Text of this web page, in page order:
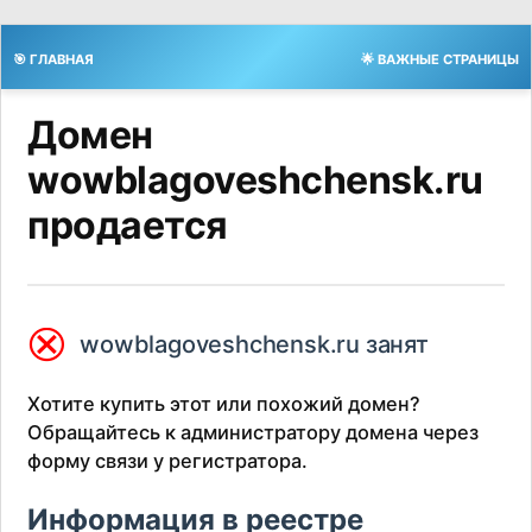
🎯 ГЛАВНАЯ 🌟 ВАЖНЫЕ СТРАНИЦЫ
Домен
wowblagoveshchensk.ru
продается
⮿ wowblagoveshchensk.ru занят
Хотите купить этот или похожий домен?
Обращайтесь к администратору домена через
форму связи у регистратора.
Информация в реестре